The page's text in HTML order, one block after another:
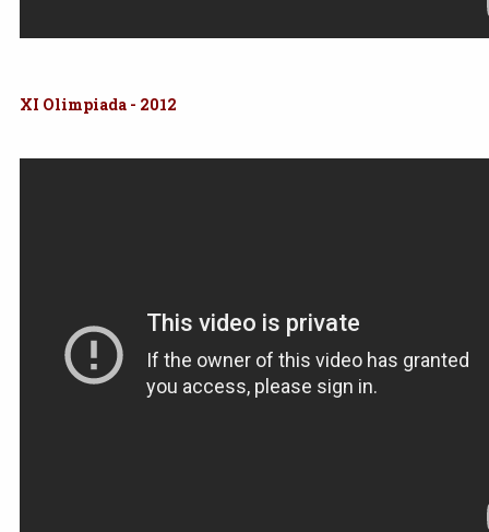
XI Olimpiada - 2012